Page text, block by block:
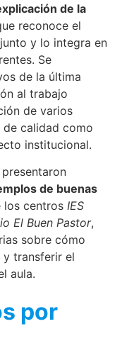
de la
reconoce el
y lo integra en
Se
de la última
al trabajo
de varios
calidad como
institucional.
de buenas
los centros IES
El Buen Pastor,
sobre cómo
transferir el
aula.
por